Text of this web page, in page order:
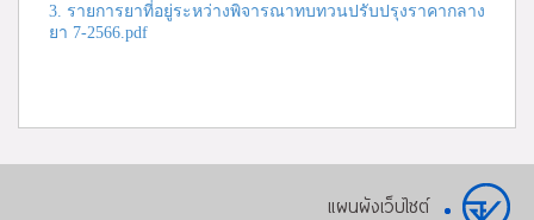
3. รายการยาที่อยู่ระหว่างพิจารณาทบทวนปรับปรุงราคากลาง
ยา 7-2566.pdf
แผนผังเว็บไซต์